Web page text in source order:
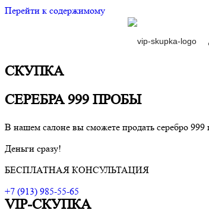
Перейти к содержимому
СКУПКА
СЕРЕБРА 999 ПРОБЫ
В нашем салоне вы сможете продать серебро
Деньги сразу!
БЕСПЛАТНАЯ КОНСУЛЬТАЦИЯ
+7 (913) 985-55-65
VIP-СКУПКА